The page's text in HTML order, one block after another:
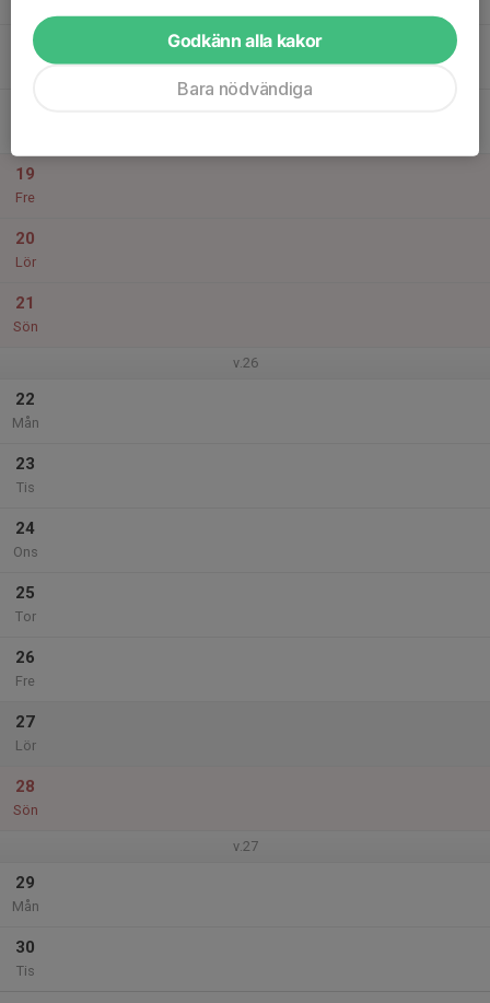
17
20:30
Ungdomsträning - segling
Dalarö Båtklubbslokal i Askfatshamnen
19
Fre
20
Lör
21
Sön
v.26
22
Mån
23
Tis
24
Ons
25
Tor
26
Fre
27
Lör
28
Sön
v.27
29
Mån
30
Tis
Godkänn alla kakor
Bara nödvändiga